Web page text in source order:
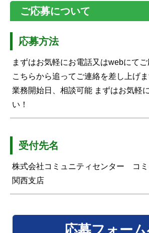
ご応募について
応募方法
まずはお気軽にお電話又はwebにてご
こちらから追ってご連絡を差し上げま
業務開始日、相談可能 まずはお気軽
い！
受付先名
株式会社コミュニティセンター コ
関西支店